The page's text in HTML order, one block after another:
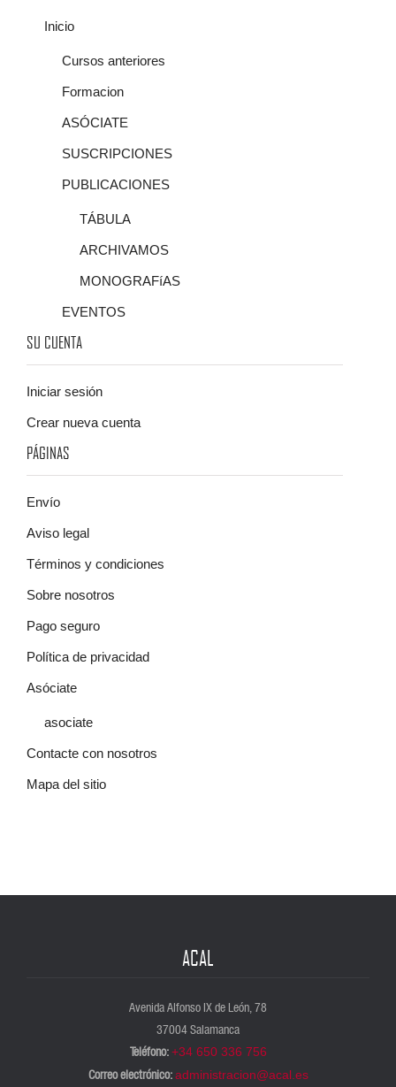
Inicio
Cursos anteriores
Formacion
ASÓCIATE
SUSCRIPCIONES
PUBLICACIONES
TÁBULA
ARCHIVAMOS
MONOGRAFíAS
EVENTOS
SU CUENTA
Iniciar sesión
Crear nueva cuenta
PÁGINAS
Envío
Aviso legal
Términos y condiciones
Sobre nosotros
Pago seguro
Política de privacidad
Asóciate
asociate
Contacte con nosotros
Mapa del sitio
ACAL
Avenida Alfonso IX de León, 78
37004 Salamanca
Teléfono: +34 650 336 756
Correo electrónico: administracion@acal.es